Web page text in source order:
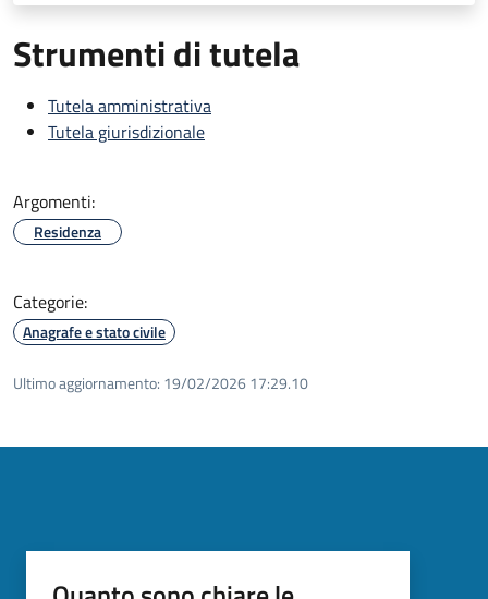
Strumenti di tutela
Tutela amministrativa
Tutela giurisdizionale
Argomenti:
Residenza
Categorie:
Anagrafe e stato civile
Ultimo aggiornamento: 19/02/2026 17:29.10